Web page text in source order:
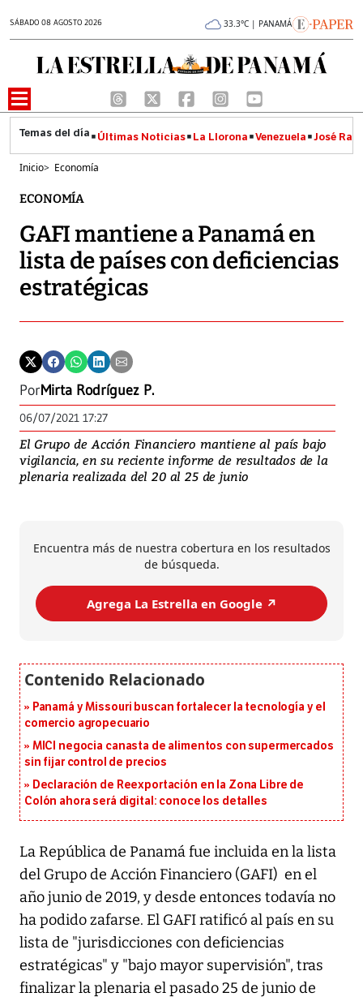
SÁBADO 08 AGOSTO 2026 33.3°C | PANAMÁ
Últimas Noticias La Llorona Venezuela José
Inicio> Economía
ECONOMÍA
GAFI mantiene a Panamá en
lista de países con deficiencias
estratégicas
PorMirta Rodríguez P.
06/07/2021 17:27
El Grupo de Acción Financiero mantiene al país bajo
vigilancia, en su reciente informe de resultados de la
plenaria realizada del 20 al 25 de junio
Encuentra más de nuestra cobertura en los resultados
de búsqueda.
Agrega La Estrella en Google ↗️
Panamá y Missouri buscan fortalecer la tecnología y el
comercio agropecuario
MICI negocia canasta de alimentos con supermercados
sin fijar control de precios
Declaración de Reexportación en la Zona Libre de
Colón ahora será digital: conoce los detalles
La República de Panamá fue incluida en la lista
del Grupo de Acción Financiero (GAFI) en el
año junio de 2019, y desde entonces todavía no
ha podido zafarse. El GAFI ratificó al país en su
lista de "jurisdicciones con deficiencias
estratégicas" y "bajo mayor supervisión", tras
finalizar la plenaria el pasado 25 de junio de